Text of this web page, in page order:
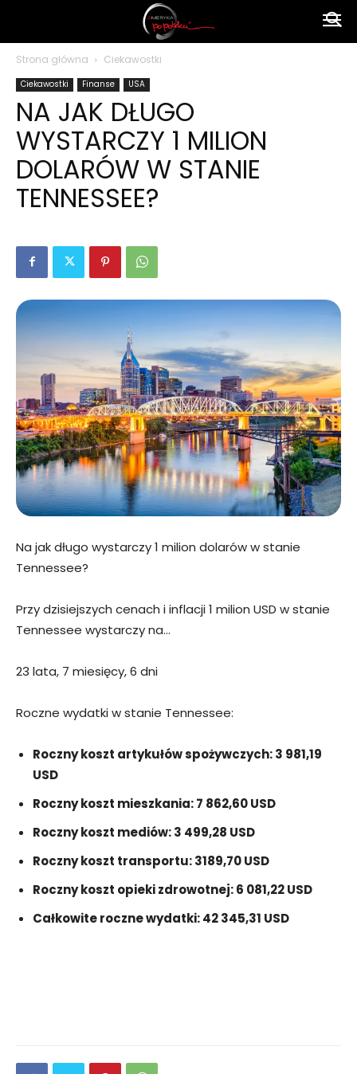
polsku
Strona główna Ciekawostki
Ciekawostki Finanse USA
NA JAK DŁUGO
WYSTARCZY 1 MILION
DOLARÓW W STANIE
TENNESSEE?
Na jak długo wystarczy 1 milion dolarów w stanie
Tennessee?
Przy dzisiejszych cenach i inflacji 1 milion USD w stanie
Tennessee wystarczy na…
23 lata, 7 miesięcy, 6 dni
Roczne wydatki w stanie Tennessee:
Roczny koszt artykułów spożywczych: 3 981,19
USD
Roczny koszt mieszkania: 7 862,60 USD
Roczny koszt mediów: 3 499,28 USD
Roczny koszt transportu: 3189,70 USD
Roczny koszt opieki zdrowotnej: 6 081,22 USD
Całkowite roczne wydatki: 42 345,31 USD